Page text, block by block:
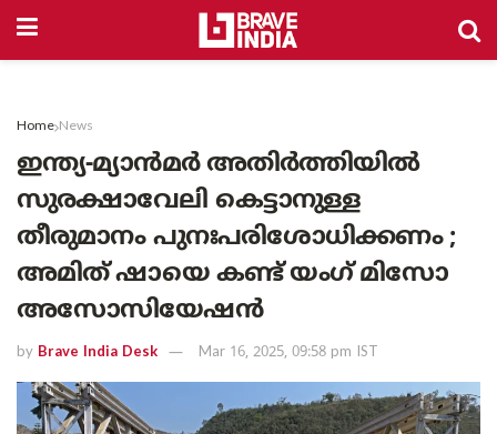
Home News
ഇന്ത്യ-മ്യാൻമർ അതിർത്തിയിൽ
സുരക്ഷാവേലി കെട്ടാനുള്ള
തീരുമാനം പുനഃപരിശോധിക്കണം ;
അമിത് ഷായെ കണ്ട് യംഗ് മിസോ
അസോസിയേഷൻ
by Brave India Desk Mar 16, 2025, 09:58 pm IST